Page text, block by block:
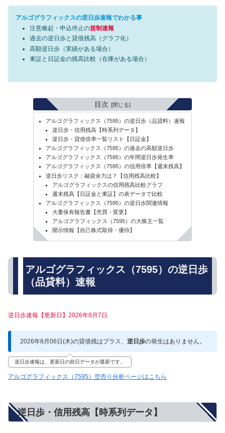
アルゴグラフィックスの逆日歩速報でわかる事
注意喚起・申込停止の規制速報
過去の逆日歩と貸借残高（グラフ化）
高額逆日歩（実績がある場合）
東証と日証金の残高比較（在庫がある場合）
目次
アルゴグラフィックス（7595）の逆日歩（品貸料）速報
逆日歩・信用残高【時系列データ】
逆日歩・貸借倍率一覧リスト【日証金】
アルゴグラフィックス（7595）の過去の高額逆日歩
アルゴグラフィックス（7595）の年間逆日歩発生率
アルゴグラフィックス（7595）の信用倍率【週末残高】
逆日歩リスク：融資余力は？【信用残高比較】
アルゴグラフィックスの信用残高比較グラフ
週末残高【日証金と東証】の表データで比較
アルゴグラフィックス（7595）の逆日歩関連情報
大量保有報告書【売買・変更】
アルゴグラフィックス（7595）の大株主一覧
開示情報【自己株式取得・優待】
アルゴグラフィックス（7595）の逆日歩
（品貸料）速報
逆日歩速報【更新日】2026年8月7日
2026年8月06日(木)の貸借残はプラス、 逆日歩の発生はありません。
逆日歩速報は、更新日の前日データが最新です。
アルゴグラフィックス（7595）空売り分析ページはこちら
逆日歩・信用残高【時系列データ】